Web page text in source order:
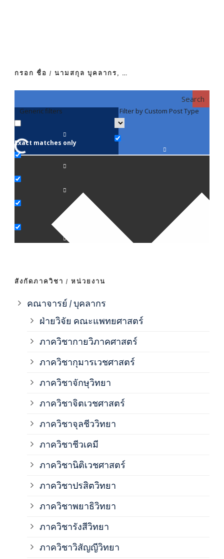
กรอก ชื่อ / นามสกุล บุคลากร, …
Search
Generic filters
Exact matches only
Filter by Custom Post Type
สังกัดภาควิชา / หน่วยงาน
คณาจารย์ / บุคลากร
ฝ่ายวิจัย คณะแพทยศาสตร์
ภาควิชากายวิภาคศาสตร์
ภาควิชากุมารเวชศาสตร์
ภาควิชาจักษุวิทยา
ภาควิชาจิตเวชศาสตร์
ภาควิชาจุลชีววิทยา
ภาควิชาชีวเคมี
ภาควิชานิติเวชศาสตร์
ภาควิชาปรสิตวิทยา
ภาควิชาพยาธิวิทยา
ภาควิชารังสีวิทยา
ภาควิชาวิสัญญีวิทยา